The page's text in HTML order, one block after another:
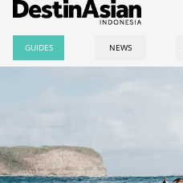
GUIDES NEWS